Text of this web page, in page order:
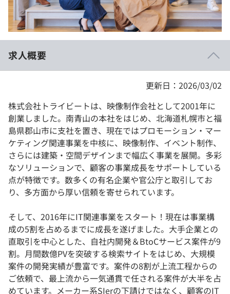
法人向けプラン
学校向けプラン
契約内容・クーポン
求人概要
更新日：2026/03/02
株式会社トライビートは、映像制作会社として2001年に
創業しました。南青山の本社をはじめ、北海道札幌市と福
島県郡山市に支社を置き、現在ではプロモーション・マー
ケティング関連事業を中核に、映像制作、イベント制作、
さらには建築・空間デザインまで幅広く事業を展開。多彩
なソリューションで、顧客の事業成長をサポートしている
点が特徴です。数多くの有名企業や官公庁と取引してお
り、多方面から厚い信頼を寄せられています。
そして、2016年にIT関連事業をスタート！現在は事業構
成の5割を占めるまでに成長を遂げました。大手企業との
直取引を中心とした、自社内開発＆BtoCサービス案件が9
割。月間数億PVを突破する検索サイトをはじめ、大規模
案件の開発実績が豊富です。案件の8割が上流工程からの
ご依頼で、最上流から一気通貫で任される案件が大半を占
めています。メーカー系SIerの下請けではなく、顧客のIT